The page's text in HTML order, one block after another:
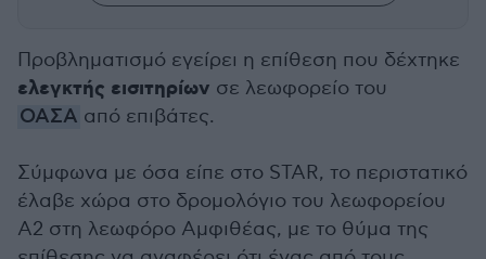
Προβληματισμό εγείρει η επίθεση που δέχτηκε
ελεγκτής εισιτηρίων σε λεωφορείο του
ΟΑΣΑ από επιβάτες.
Σύμφωνα με όσα είπε στο STAR, το περιστατικό
έλαβε χώρα στο δρομολόγιο του λεωφορείου
Α2 στη λεωφόρο Αμφιθέας, με το θύμα της